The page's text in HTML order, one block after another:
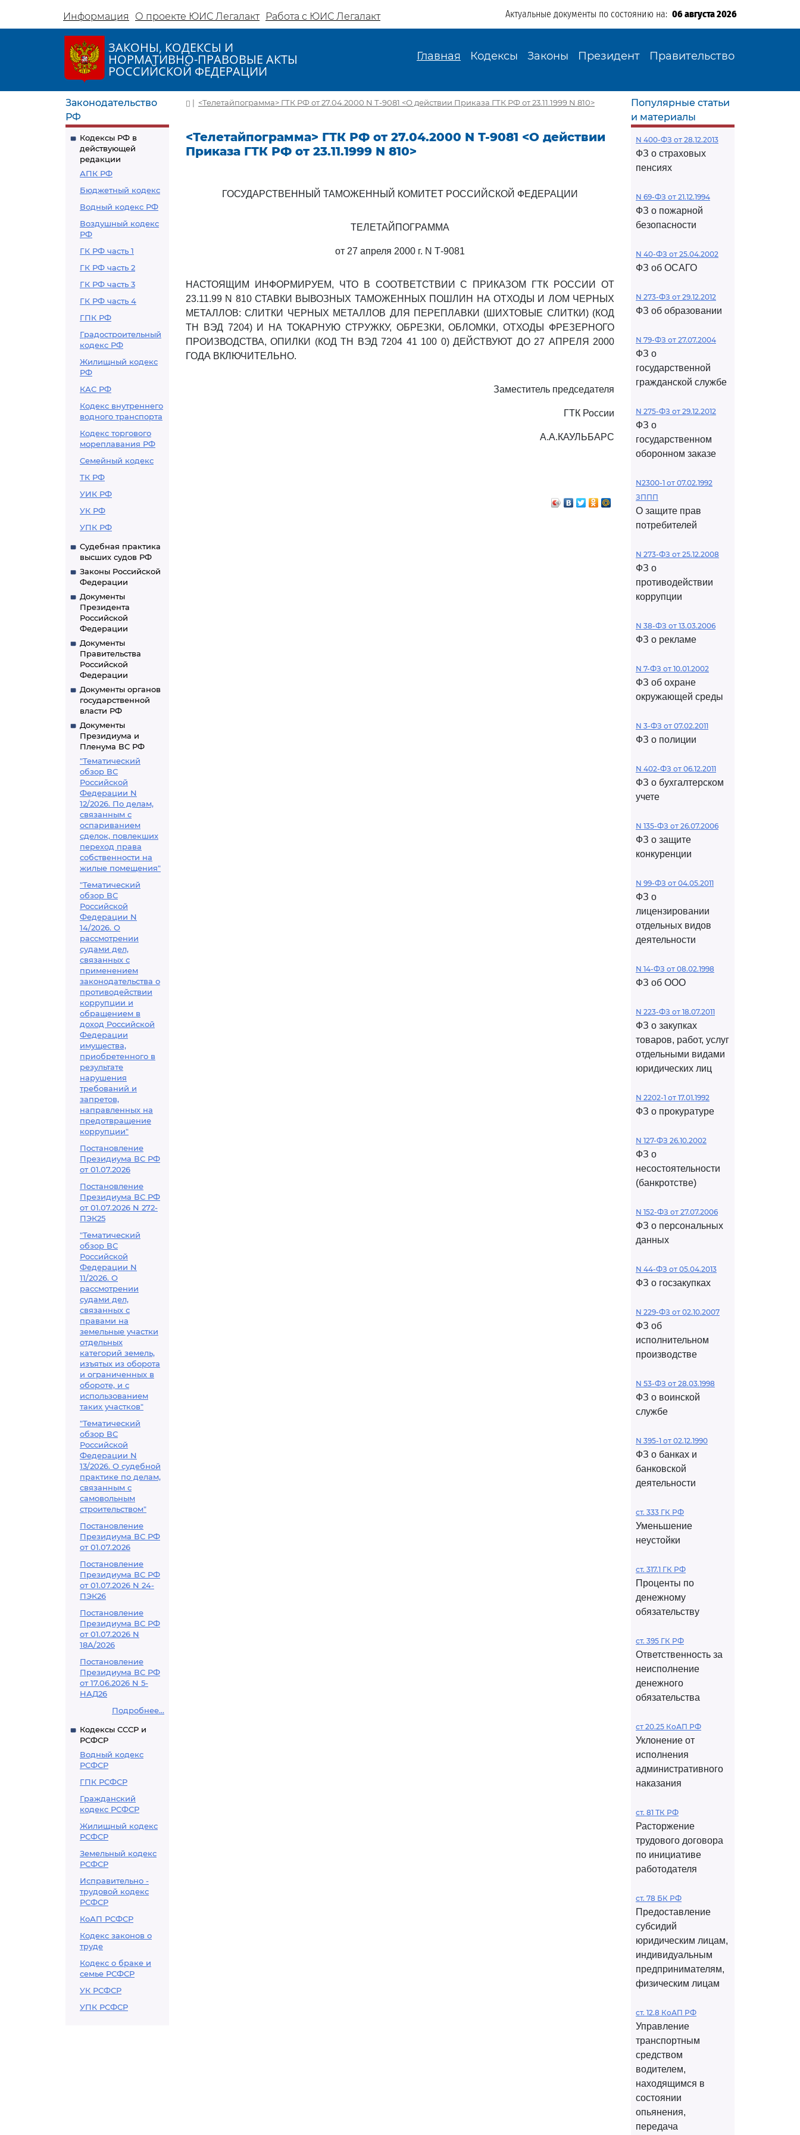
Информация О проекте ЮИС Легалакт Работа с ЮИС Легалакт Актуальные документы по состоянию на: 06 августа 2026
ЗАКОНЫ, КОДЕКСЫ И
НОРМАТИВНО-ПРАВОВЫЕ АКТЫ
РОССИЙСКОЙ ФЕДЕРАЦИИ
Главная Кодексы Законы Президент Правительство
Законодательство
РФ
Кодексы РФ в
действующей
редакции
АПК РФ
Бюджетный кодекс
Водный кодекс РФ
Воздушный кодекс
РФ
ГК РФ часть 1
ГК РФ часть 2
ГК РФ часть 3
ГК РФ часть 4
ГПК РФ
Градостроительный
кодекс РФ
Жилищный кодекс
РФ
КАС РФ
Кодекс внутреннего
водного транспорта
Кодекс торгового
мореплавания РФ
Семейный кодекс
ТК РФ
УИК РФ
УК РФ
УПК РФ
Судебная практика
высших судов РФ
Законы Российской
Федерации
Документы
Президента
Российской
Федерации
Документы
Правительства
Российской
Федерации
Документы органов
государственной
власти РФ
Документы
Президиума и
Пленума ВС РФ
"Тематический
обзор ВС
Российской
Федерации N
12/2026. По делам,
связанным с
оспариванием
сделок, повлекших
переход права
собственности на
жилые помещения"
"Тематический
обзор ВС
Российской
Федерации N
14/2026. О
рассмотрении
судами дел,
связанных с
применением
законодательства о
противодействии
коррупции и
обращением в
доход Российской
Федерации
имущества,
приобретенного в
результате
нарушения
требований и
запретов,
направленных на
предотвращение
коррупции"
Постановление
Президиума ВС РФ
от 01.07.2026
Постановление
Президиума ВС РФ
от 01.07.2026 N 272-
ПЭК25
"Тематический
обзор ВС
Российской
Федерации N
11/2026. О
рассмотрении
судами дел,
связанных с
правами на
земельные участки
отдельных
категорий земель,
изъятых из оборота
и ограниченных в
обороте, и с
использованием
таких участков"
"Тематический
обзор ВС
Российской
Федерации N
13/2026. О судебной
практике по делам,
связанным с
самовольным
строительством"
Постановление
Президиума ВС РФ
от 01.07.2026
Постановление
Президиума ВС РФ
от 01.07.2026 N 24-
ПЭК26
Постановление
Президиума ВС РФ
от 01.07.2026 N
18А/2026
Постановление
Президиума ВС РФ
от 17.06.2026 N 5-
НАД26
Подробнее...
Кодексы СССР и
РСФСР
Водный кодекс
РСФСР
ГПК РСФСР
Гражданский
кодекс РСФСР
Жилищный кодекс
РСФСР
Земельный кодекс
РСФСР
Исправительно -
трудовой кодекс
РСФСР
КоАП РСФСР
Кодекс законов о
труде
Кодекс о браке и
семье РСФСР
УК РСФСР
УПК РСФСР
| <Телетайпограмма> ГТК РФ от 27.04.2000 N Т-9081 <О действии Приказа ГТК РФ от 23.11.1999 N 810>
<Телетайпограмма> ГТК РФ от 27.04.2000 N Т-9081 <О действии
Приказа ГТК РФ от 23.11.1999 N 810>
ГОСУДАРСТВЕННЫЙ ТАМОЖЕННЫЙ КОМИТЕТ РОССИЙСКОЙ ФЕДЕРАЦИИ
ТЕЛЕТАЙПОГРАММА
от 27 апреля 2000 г. N Т-9081
НАСТОЯЩИМ ИНФОРМИРУЕМ, ЧТО В СООТВЕТСТВИИ С ПРИКАЗОМ ГТК РОССИИ ОТ
23.11.99 N 810 СТАВКИ ВЫВОЗНЫХ ТАМОЖЕННЫХ ПОШЛИН НА ОТХОДЫ И ЛОМ ЧЕРНЫХ
МЕТАЛЛОВ: СЛИТКИ ЧЕРНЫХ МЕТАЛЛОВ ДЛЯ ПЕРЕПЛАВКИ (ШИХТОВЫЕ СЛИТКИ) (КОД
ТН ВЭД 7204) И НА ТОКАРНУЮ СТРУЖКУ, ОБРЕЗКИ, ОБЛОМКИ, ОТХОДЫ ФРЕЗЕРНОГО
ПРОИЗВОДСТВА, ОПИЛКИ (КОД ТН ВЭД 7204 41 100 0) ДЕЙСТВУЮТ ДО 27 АПРЕЛЯ 2000
ГОДА ВКЛЮЧИТЕЛЬНО.
Заместитель председателя
ГТК России
А.А.КАУЛЬБАРС
Популярные статьи
и материалы
N 400-ФЗ от 28.12.2013
ФЗ о страховых
пенсиях
N 69-ФЗ от 21.12.1994
ФЗ о пожарной
безопасности
N 40-ФЗ от 25.04.2002
ФЗ об ОСАГО
N 273-ФЗ от 29.12.2012
ФЗ об образовании
N 79-ФЗ от 27.07.2004
ФЗ о
государственной
гражданской службе
N 275-ФЗ от 29.12.2012
ФЗ о
государственном
оборонном заказе
N2300-1 от 07.02.1992
ЗППП
О защите прав
потребителей
N 273-ФЗ от 25.12.2008
ФЗ о
противодействии
коррупции
N 38-ФЗ от 13.03.2006
ФЗ о рекламе
N 7-ФЗ от 10.01.2002
ФЗ об охране
окружающей среды
N 3-ФЗ от 07.02.2011
ФЗ о полиции
N 402-ФЗ от 06.12.2011
ФЗ о бухгалтерском
учете
N 135-ФЗ от 26.07.2006
ФЗ о защите
конкуренции
N 99-ФЗ от 04.05.2011
ФЗ о
лицензировании
отдельных видов
деятельности
N 14-ФЗ от 08.02.1998
ФЗ об ООО
N 223-ФЗ от 18.07.2011
ФЗ о закупках
товаров, работ, услуг
отдельными видами
юридических лиц
N 2202-1 от 17.01.1992
ФЗ о прокуратуре
N 127-ФЗ 26.10.2002
ФЗ о
несостоятельности
(банкротстве)
N 152-ФЗ от 27.07.2006
ФЗ о персональных
данных
N 44-ФЗ от 05.04.2013
ФЗ о госзакупках
N 229-ФЗ от 02.10.2007
ФЗ об
исполнительном
производстве
N 53-ФЗ от 28.03.1998
ФЗ о воинской
службе
N 395-1 от 02.12.1990
ФЗ о банках и
банковской
деятельности
ст. 333 ГК РФ
Уменьшение
неустойки
ст. 317.1 ГК РФ
Проценты по
денежному
обязательству
ст. 395 ГК РФ
Ответственность за
неисполнение
денежного
обязательства
ст 20.25 КоАП РФ
Уклонение от
исполнения
административного
наказания
ст. 81 ТК РФ
Расторжение
трудового договора
по инициативе
работодателя
ст. 78 БК РФ
Предоставление
субсидий
юридическим лицам,
индивидуальным
предпринимателям,
физическим лицам
ст. 12.8 КоАП РФ
Управление
транспортным
средством
водителем,
находящимся в
состоянии
опьянения,
передача